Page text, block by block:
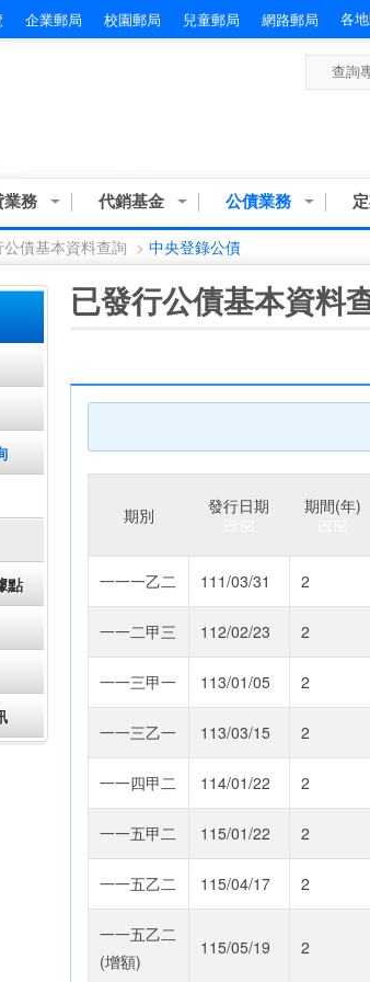
企業郵局 校園郵局 兒童郵局 網路郵局 各
查詢
業務 代銷基金 公債業務
公債基本資料查詢 > 中央登錄公債
點
已發行公債基本資料
期別 發行日期 期間(年)
一一一乙二 111/03/31 2
一一二甲三 112/02/23 2
一一三甲一 113/01/05 2
一一三乙一 113/03/15 2
一一四甲二 114/01/22 2
一一五甲二 115/01/22 2
一一五乙二 115/04/17 2
一一五乙二
(增額)
115/05/19 2